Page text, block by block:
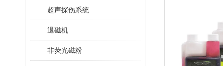
超声探伤系统
退磁机
非荧光磁粉